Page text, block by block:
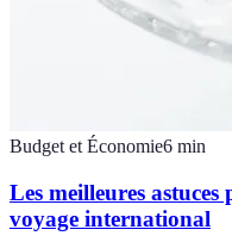
Budget et Économie6 min
Les meilleures
voyage international